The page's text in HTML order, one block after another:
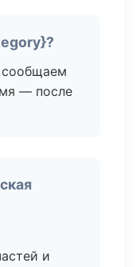
— после
и